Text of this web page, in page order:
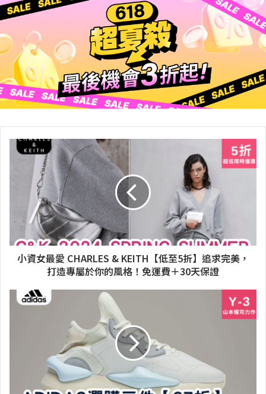
小資女最愛 CHARLES & KEITH【低至5折】追求完美，
打造專屬於你的風格！免運費＋30天保證